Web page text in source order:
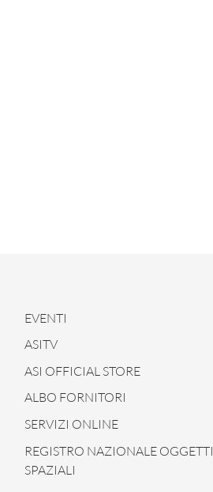
EVENTI
ASITV
ASI OFFICIAL STORE
ALBO FORNITORI
SERVIZI ONLINE
REGISTRO NAZIONALE OGGETTI
SPAZIALI